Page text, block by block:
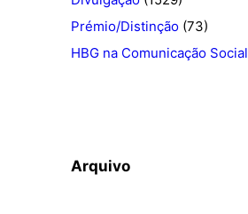
Prémio/Distinção (73)
HBG na Comunicação Social
Arquivo